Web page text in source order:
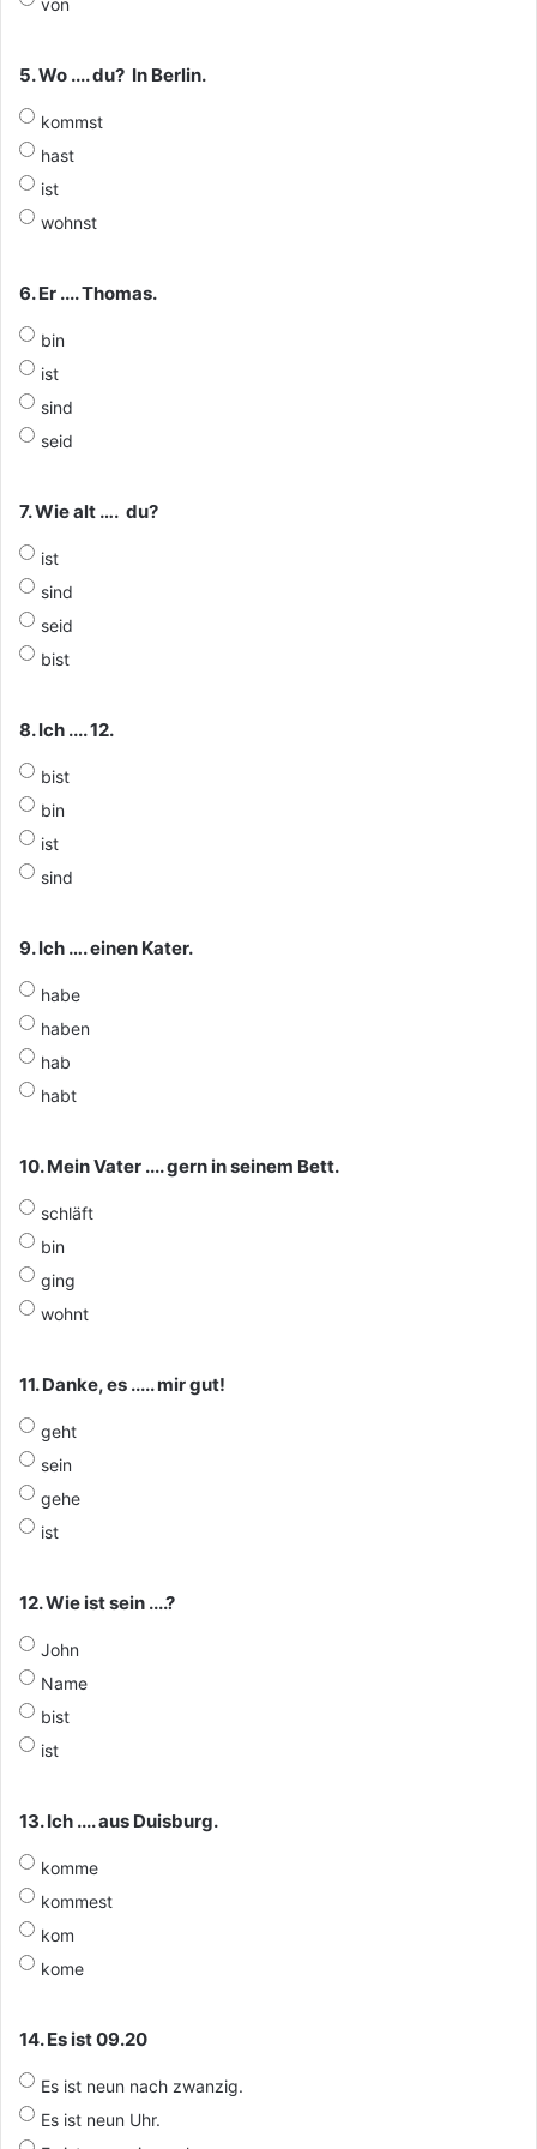
von
5. Wo .... du? In Berlin.
kommst
hast
ist
wohnst
6. Er .... Thomas.
bin
ist
sind
seid
7. Wie alt …. du?
ist
sind
seid
bist
8. Ich .... 12.
bist
bin
ist
sind
9. Ich …. einen Kater.
habe
haben
hab
habt
10. Mein Vater .... gern in seinem Bett.
schläft
bin
ging
wohnt
11. Danke, es ..... mir gut!
geht
sein
gehe
ist
12. Wie ist sein ....?
John
Name
bist
ist
13. Ich .... aus Duisburg.
komme
kommest
kom
kome
14. Es ist 09.20
Es ist neun nach zwanzig.
Es ist neun Uhr.